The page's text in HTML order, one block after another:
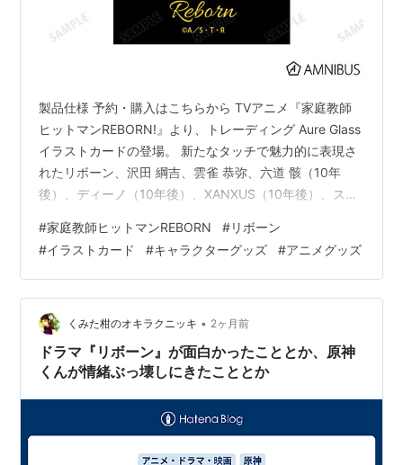
製品仕様 予約・購入はこちらから TVアニメ『家庭教師
ヒットマンREBORN!』より、トレーディング Aure Glass
イラストカードの登場。 新たなタッチで魅力的に表現さ
れたリボーン、沢田 綱吉、雲雀 恭弥、六道 骸（10年
後）、ディーノ（10年後）、XANXUS（10年後）、スペ
後）、フラン、白蘭のイラストが、イラストカードに。
※「Aure Glass」はアール・ヌーヴォーの繊細なデザイン
と、ステンドグラスの華やかさを融合させたキャラクタ
ーイラストシリーズ トレーディング Aure Glass イラスト
カード 製品仕様 素材：紙 サ…
#家庭教師ヒットマンREBORN #リボーン
#イラストカード #キャラクターグッズ #アニメグッズ
くみた柑のオキラクニッキ • 2ヶ月前
ドラマ『リボーン』が面白かったこととか、原神
くんが情緒ぶっ壊しにきたこととか